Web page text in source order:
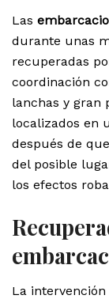
Las
durante unas
recuperadas
coordinación
lanchas y gran
localizados en
después de
del posible
los efectos
La